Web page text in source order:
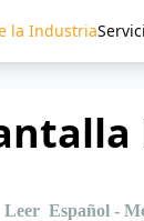
la Industria
Leer Español -